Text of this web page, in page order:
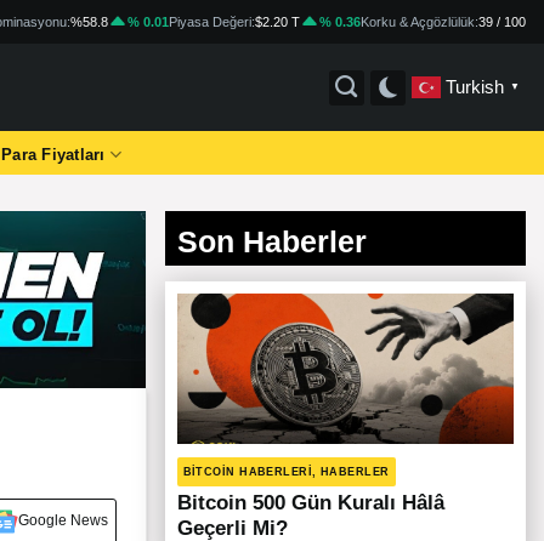
%58.8 % 0.01Piyasa Değeri:$2.20 T % 0.36Korku & Açgözlülük:39 / 100
Turkish ▼
Fiyatları
Google News
Son Haberler
BITCOIN HABERLERI, HABERLER
Bitcoin 500 Gün Kuralı Hâlâ
Geçerli Mi?